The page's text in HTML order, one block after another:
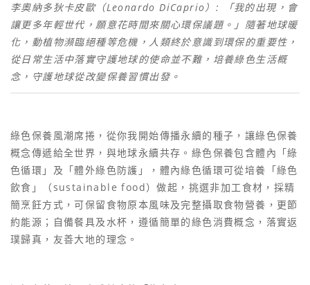
李奧納多狄卡皮歐（Leonardo DiCaprio）: 「我的出現，會
讓更多年輕世代，願意花時間來關心環保議題。」隨著地球暖
化，動植物瀕臨絕種等危機，人類終於意識到環保的重要性，
從日常生活中落實守護地球的使命並不難，培養綠色生活概
念，守護地球從改變保養習慣出發。
綠色保養風潮席捲，從你我開始傳播永續的種子，讓綠色保養
概念傳遞給全世界，與地球永續共存。綠色保養包含體內「綠
色循環」及「體外綠色防護」，體內綠色循環可從培養「綠色
飲食」（sustainable food）做起，挑選非加工食材，採精
簡烹飪方式，可保留食物原本風味及完整攝取食物營養，更節
約能源；自備餐具及水杯，遵循簡單的綠色消費概念，落實返
璞歸真，友善大地的理念。